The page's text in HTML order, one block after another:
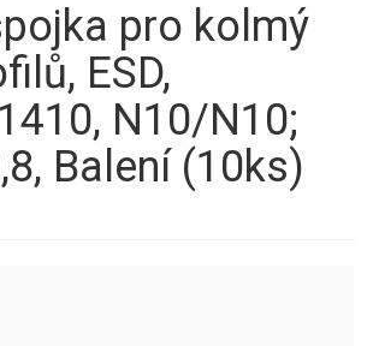
pro kolmý
ESD,
N10/N10;
Balení (10ks)